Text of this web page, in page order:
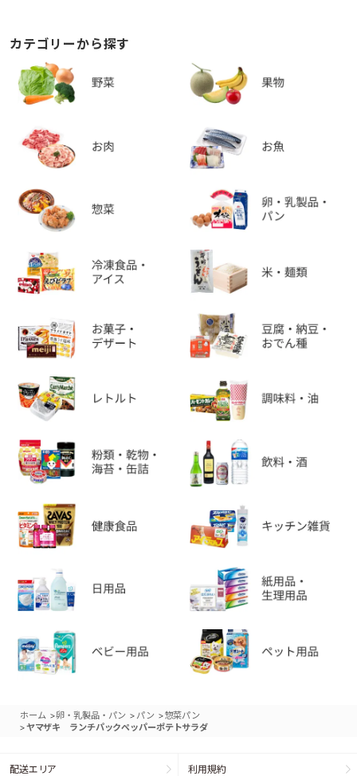
カテゴリーから探す
ホーム >卵・乳製品・パン > パン >惣菜パン
>ヤマザキ ランチパックペッパーポテトサラダ
配送エリア 利用規約